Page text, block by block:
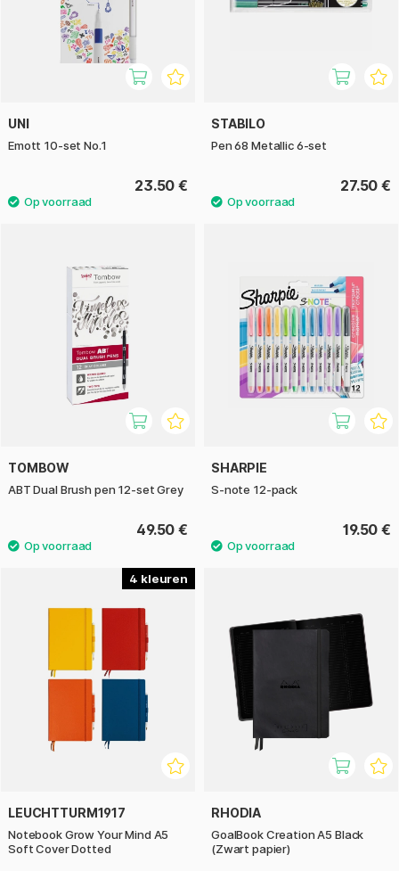
UNI
Emott 10-set No.1
23.50 €
STABILO
Pen 68 Metallic 6-set
27.50 €
TOMBOW
ABT Dual Brush pen 12-set Grey
49.50 €
SHARPIE
S-note 12-pack
19.50 €
4
LEUCHTTURM1917
Notebook Grow Your Mind A5
Soft Cover Dotted
RHODIA
GoalBook Creation A5 Black
(Zwart papier)